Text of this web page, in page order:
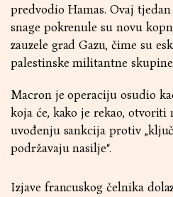
predvodio Hamas. Ovaj
snage pokrenule su novu
zauzele grad Gazu, čime su
palestinske militantne skupine.
Macron je operaciju osudio
koja će, kako je rekao,
uvođenju sankcija protiv
podržavaju nasilje“.
Izjave francuskog čelnika